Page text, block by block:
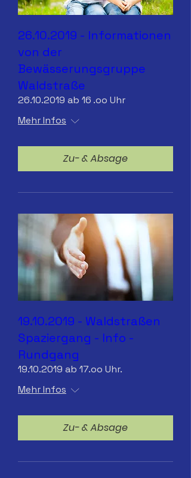
26.10.2019 - Informationen
von der
Bewässerungsgruppe
Waldstraße
26.10.2019 ab 16 .oo Uhr
Mehr Infos
Zu- & Absage
19.10.2019 - Waldstraßen
Spaziergang - Info -
Rundgang
19.10.2019 ab 17.oo Uhr.
Mehr Infos
Zu- & Absage